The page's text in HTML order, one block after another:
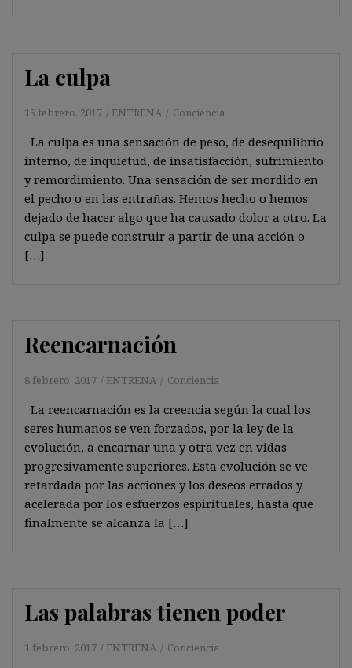
La culpa
15 febrero, 2017 ENTRENA Conciencia
La culpa es una sensación de peso, de desequilibrio
interno, de inquietud, de insatisfacción, sufrimiento
y remordimiento. Una sensación de ser mordido en
el pecho o en las entrañas. Hemos hecho o hemos
dejado de hacer algo que ha causado dolor a otro. La
culpa se puede construir a partir de una acción o
[…]
Reencarnación
8 febrero, 2017 ENTRENA Conciencia
La reencarnación es la creencia según la cual los
seres humanos se ven forzados, por la ley de la
evolución, a encarnar una y otra vez en vidas
progresivamente superiores. Esta evolución se ve
retardada por las acciones y los deseos errados y
acelerada por los esfuerzos espirituales, hasta que
finalmente se alcanza la […]
Las palabras tienen poder
1 febrero, 2017 ENTRENA Conciencia